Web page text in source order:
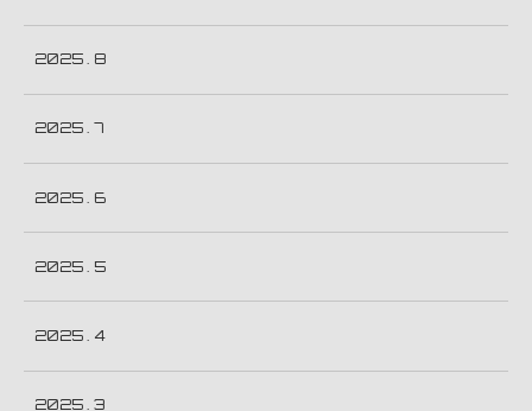
2025 . 8
2025 . 7
2025 . 6
2025 . 5
2025 . 4
2025 . 3